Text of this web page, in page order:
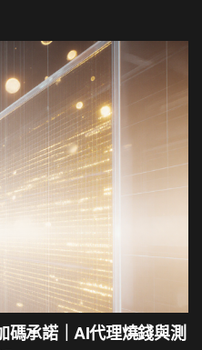
碼承諾｜AI代理燒錢與測